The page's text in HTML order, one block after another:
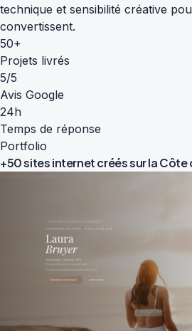
technique et sensibilité créative
convertissent.
50+
Projets livrés
5/5
Avis Google
24h
Temps de réponse
Portfolio
+50 sites internet créés sur laCôte